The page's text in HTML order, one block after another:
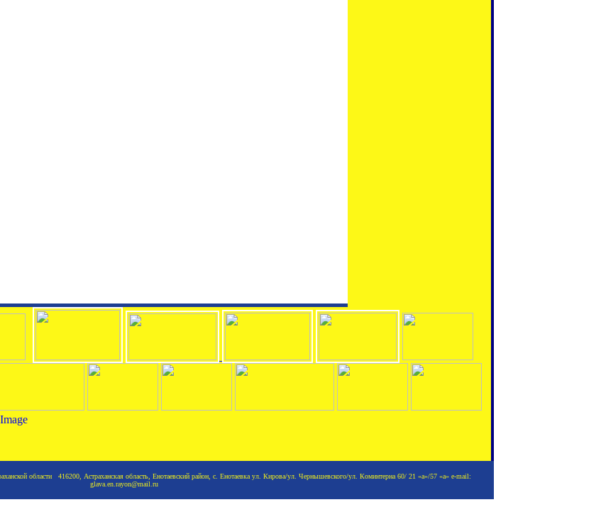
области 416200, Астраханская область, Енотаевский район, с. Енотаевка ул. Кирова/ул. Чернышевского/ул. Коминтерна 60/ 21 «а»/57 «а» e-mail:
glava.en.rayon@mail.ru